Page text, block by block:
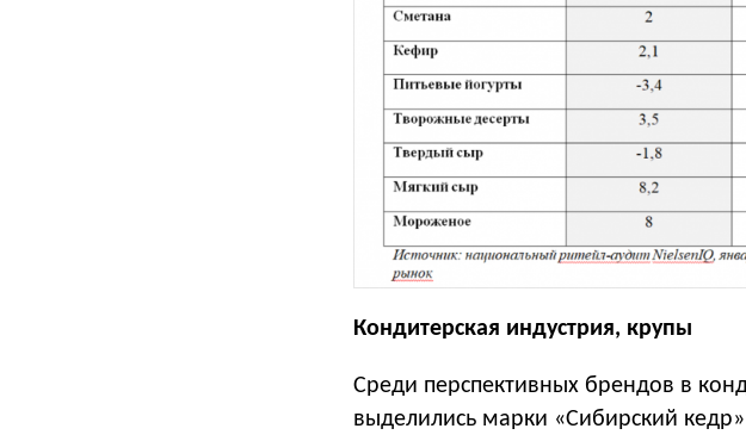
Кондитерская индустрия, крупы
Среди перспективных брендов в
выделились марки «Сибирский